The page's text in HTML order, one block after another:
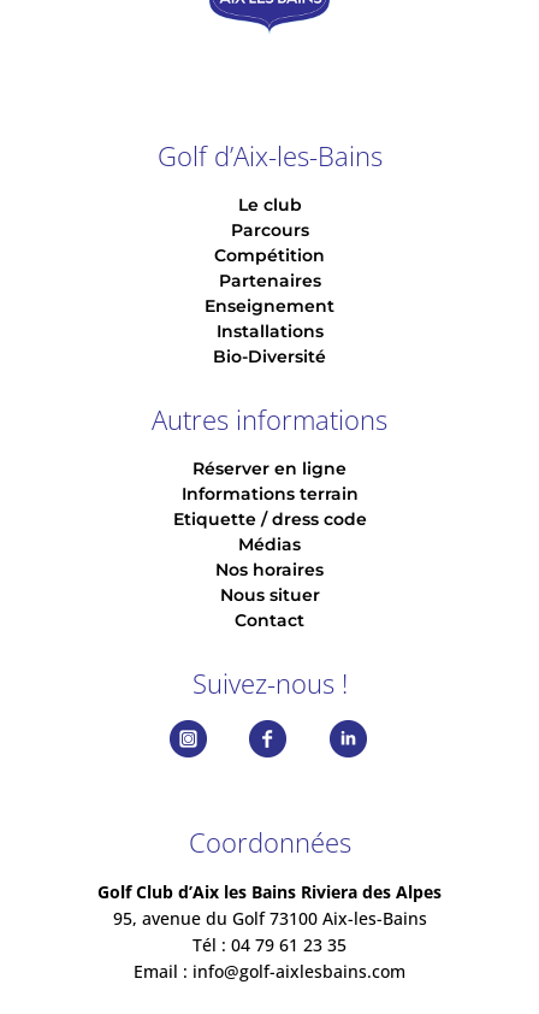
Golf d’Aix-les-Bains
Le club
Parcours
Compétition
Partenaires
Enseignement
Installations
Bio-Diversité
Autres informations
Réserver en ligne
Informations terrain
Etiquette / dress code
Médias
Nos horaires
Nous situer
Contact
Suivez-nous !
Coordonnées
Golf Club d’Aix les Bains Riviera des Alpes
95, avenue du Golf 73100 Aix-les-Bains
Tél : 04 79 61 23 35
Email : info@golf-aixlesbains.com